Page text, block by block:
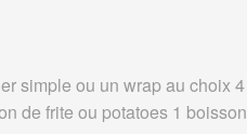
simple ou un wrap au choix 4
de frite ou potatoes 1 boisson